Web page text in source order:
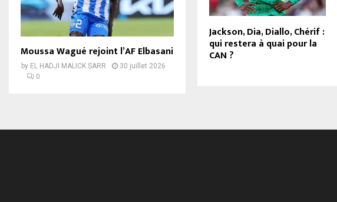
Jackson, Dia, Diallo, Chérif :
qui restera à quai pour la
CAN ?
Moussa Wagué rejoint l’AF Elbasani
by EL HADJI MALICK SARR
30 juillet 2026
0